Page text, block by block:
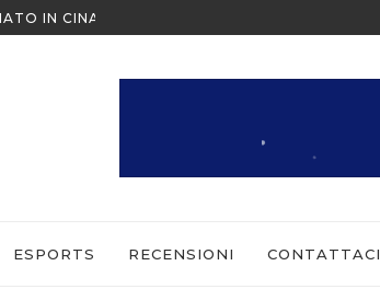
COME GIOCARE IN MULTIPLAYER
ESPORTS RECENSIONI CONTATTACI